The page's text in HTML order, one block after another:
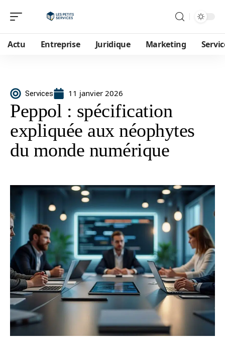
Actu Entreprise Juridique Marketing
Services 11 janvier 2026
Peppol : spécification
expliquée aux néophytes
du monde numérique